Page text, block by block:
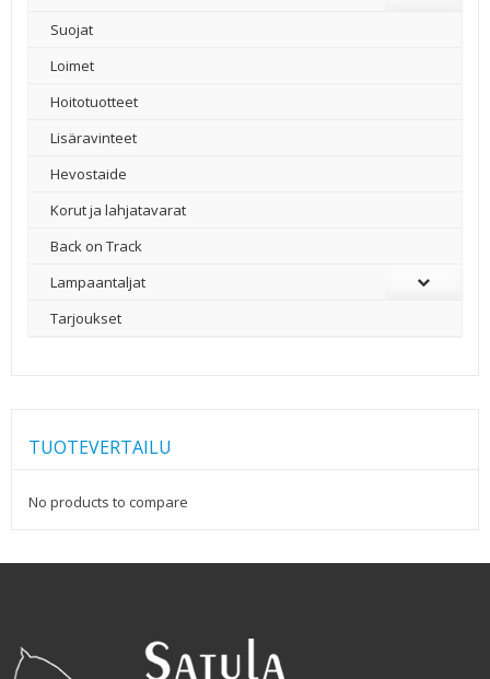
Suojat
Loimet
Hoitotuotteet
Lisäravinteet
Hevostaide
Korut ja lahjatavarat
Back on Track
Lampaantaljat
Tarjoukset
TUOTEVERTAILU
No products to compare